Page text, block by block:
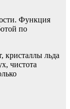
Функция
по
кристаллы льда
чистота